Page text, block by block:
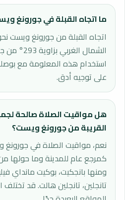
ما اتجاه القبلة في جورونغ
اتجاه القبلة من جورونغ ويست
الشمال
استخدام هذه المعلومة مع
على توجيه أدق.
هل مواقيت الصلاة صالحة
القريبة من جورونغ ويست؟
نعم، مواقيت الصلاة في
كمرجع عام للمدينة وما حولها
ومنها بانجكيت، بوكيت مانداي
تانجلين، تانجلين هالت. قد تختلف